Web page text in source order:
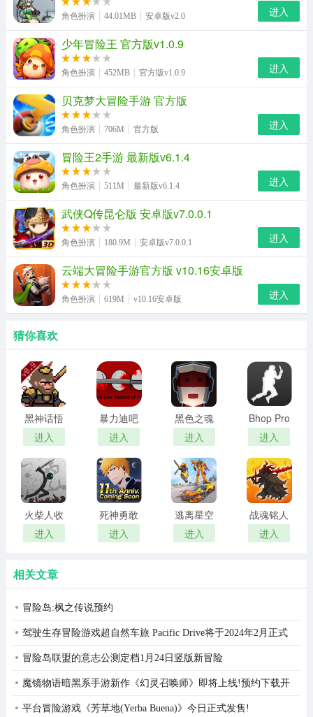
角色扮演 44.01MB 安卓版v2.0 进入
少年冒险王 官方版v1.0.9
角色扮演 452MB 官方版v1.0.9 进入
贝克梦大冒险手游 官方版
角色扮演 706M 官方版 进入
冒险王2手游 最新版v6.1.4
角色扮演 511M 最新版v6.1.4 进入
武侠Q传昆仑版 安卓版v7.0.0.1
角色扮演 180.9M 安卓版v7.0.0.1 进入
云端大冒险手游官方版 v10.16安卓版
角色扮演 619M v10.16安卓版 进入
猜你喜欢
黑神话悟
空
进入
暴力迪吧
血染乱域
进入
黑色之魂
进入
Bhop Pro
进入
火柴人收
割者
进入
死神勇敢
的灵魂
进入
逃离星空
进入
战魂铭人
进入
相关文章
冒险岛:枫之传说预约
驾驶生存冒险游戏超自然车旅 Pacific Drive将于2024年2月正式
发布
冒险岛联盟的意志公测定档1月24日竖版新冒险
魔镜物语暗黑系手游新作《幻灵召唤师》即将上线!预约下载开
启冒险!
平台冒险游戏《芳草地(Yerba Buena)》今日正式发售!